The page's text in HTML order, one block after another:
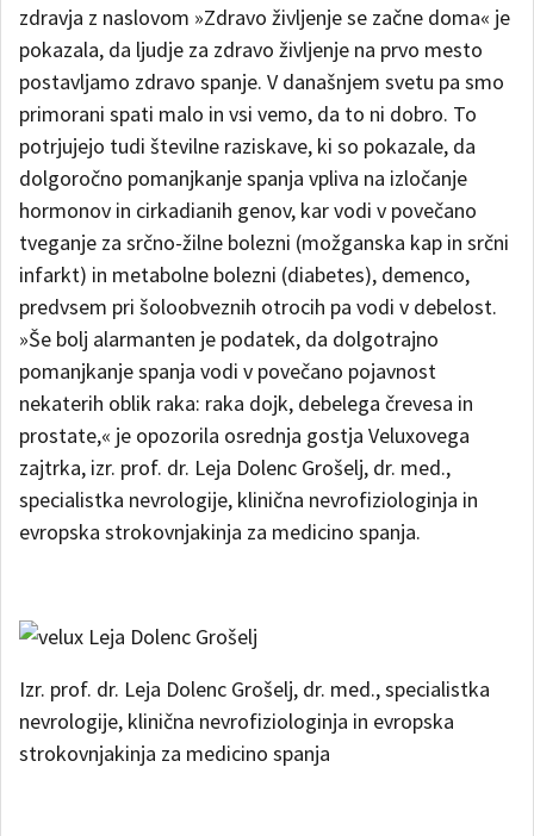
zdravja z naslovom »Zdravo življenje se začne doma« je
pokazala, da ljudje za zdravo življenje na prvo mesto
postavljamo zdravo spanje. V današnjem svetu pa smo
primorani spati malo in vsi vemo, da to ni dobro. To
potrjujejo tudi številne raziskave, ki so pokazale, da
dolgoročno pomanjkanje spanja vpliva na izločanje
hormonov in cirkadianih genov, kar vodi v povečano
tveganje za srčno-žilne bolezni (možganska kap in srčni
infarkt) in metabolne bolezni (diabetes), demenco,
predvsem pri šoloobveznih otrocih pa vodi v debelost.
»Še bolj alarmanten je podatek, da dolgotrajno
pomanjkanje spanja vodi v povečano pojavnost
nekaterih oblik raka: raka dojk, debelega črevesa in
prostate,« je opozorila osrednja gostja Veluxovega
zajtrka, izr. prof. dr. Leja Dolenc Grošelj, dr. med.,
specialistka nevrologije, klinična nevrofiziologinja in
evropska strokovnjakinja za medicino spanja.
Izr. prof. dr. Leja Dolenc Grošelj, dr. med., specialistka
nevrologije, klinična nevrofiziologinja in evropska
strokovnjakinja za medicino spanja